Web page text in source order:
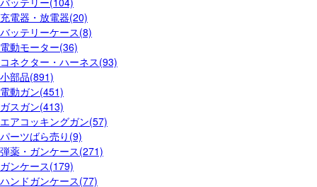
充電器・放電器(20)
バッテリーケース(8)
電動モーター(36)
コネクター・ハーネス(93)
小部品(891)
電動ガン(451)
ガスガン(413)
エアコッキングガン(57)
パーツばら売り(9)
弾薬・ガンケース(271)
ガンケース(179)
ハンドガンケース(77)